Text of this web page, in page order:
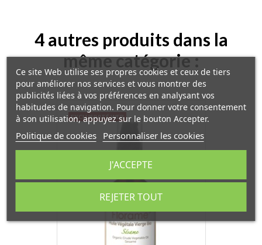
4 autres produits dans la
même catégorie :
EXCLUSIVITÉ WEB
Ce site Web utilise ses propres cookies et ceux de tiers
pour améliorer nos services et vous montrer des
publicités liées à vos préférences en analysant vos
habitudes de navigation. Pour donner votre consentement
à son utilisation, appuyez sur le bouton Accepter.
Politique de cookies Personnaliser les cookies
REJETER TOUT
J'ACCEPTE